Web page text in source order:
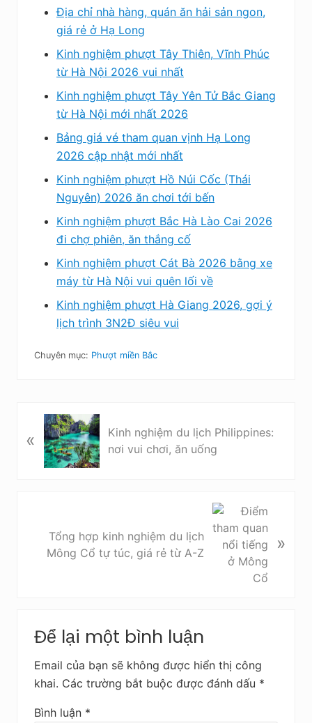
Địa chỉ nhà hàng, quán ăn hải sản ngon,
giá rẻ ở Hạ Long
Kinh nghiệm phượt Tây Thiên, Vĩnh Phúc
từ Hà Nội 2026 vui nhất
Kinh nghiệm phượt Tây Yên Tử Bắc Giang
từ Hà Nội mới nhất 2026
Bảng giá vé tham quan vịnh Hạ Long
2026 cập nhật mới nhất
Kinh nghiệm phượt Hồ Núi Cốc (Thái
Nguyên) 2026 ăn chơi tới bến
Kinh nghiệm phượt Bắc Hà Lào Cai 2026
đi chợ phiên, ăn thắng cố
Kinh nghiệm phượt Cát Bà 2026 bằng xe
máy từ Hà Nội vui quên lối về
Kinh nghiệm phượt Hà Giang 2026, gợi ý
lịch trình 3N2Đ siêu vui
Chuyên mục: Phượt miền Bắc
à
«
Kinh nghiệm du lịch Philippines:
nơi vui chơi, ăn uống
Tổng hợp kinh nghiệm du lịch
Mông Cổ tự túc, giá rẻ từ A-Z
»
Reader
Interactions
Để lại một bình luận
Email của bạn sẽ không được hiển thị công
khai. Các trường bắt buộc được đánh dấu *
Bình luận *